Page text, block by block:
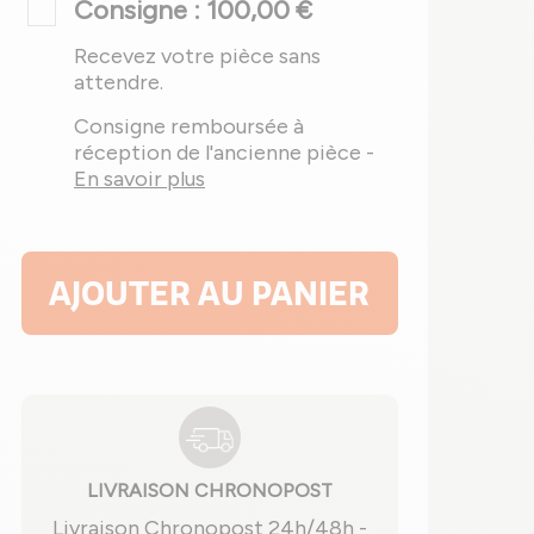
Consigne : 100,00 €
Recevez votre pièce sans
attendre.
Consigne remboursée à
réception de l'ancienne pièce -
En savoir plus
AJOUTER AU PANIER
LIVRAISON CHRONOPOST
Livraison Chronopost 24h/48h -